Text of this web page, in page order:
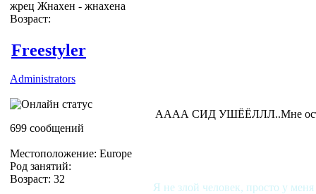
жрец Жнахен - жнахена
Возраст:
Freestyler
Administrators
699 сообщений
Местоположение: Europe
Род занятий:
Возраст: 32
АААА СИД УШЁЁЛЛЛ..Мне
Я не злой человек, просто у